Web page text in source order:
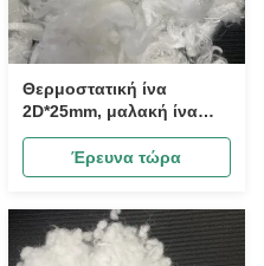
Θερμοστατική ίνα
2D*25mm, μαλακή ίνα
επεξεργασμένη με έλαιο
πυριτίου για ζεστά ρούχα
Έρευνα τώρα